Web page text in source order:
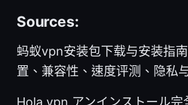
Sources:
蚂蚁vpn安装包下载与安装指
置、兼容性、速度评测、隐私
Hola vpn アンインストール完